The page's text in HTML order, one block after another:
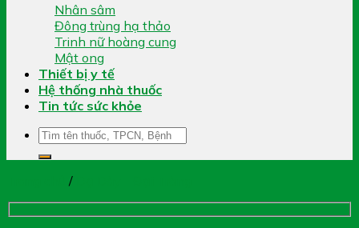
Nhân sâm
Đông trùng hạ thảo
Trinh nữ hoàng cung
Mật ong
Thiết bị y tế
Hệ thống nhà thuốc
Tin tức sức khỏe
Tìm
kiếm:
/